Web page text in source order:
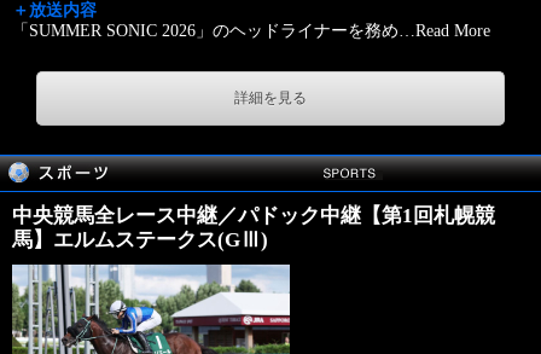
＋放送内容
「SUMMER SONIC 2026」のヘッドライナーを務め…Read More
詳細を見る
中央競馬全レース中継／パドック中継【第1回札幌競
馬】エルムステークス(GⅢ)